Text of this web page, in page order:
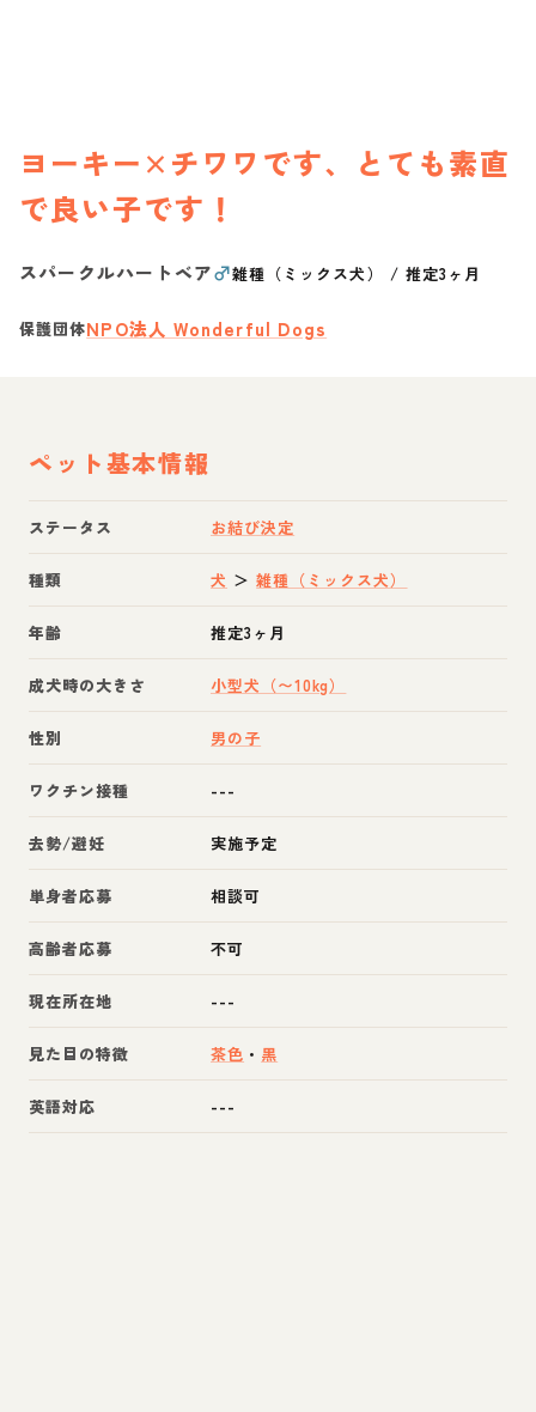
ヨーキー×チワワです、とても素直
で良い子です！
スパークルハートベア♂雑種（ミックス犬） / 推定3ヶ月
保護団体NPO法人 Wonderful Dogs
ペット基本情報
ステータス お結び決定
種類 犬 ＞雑種（ミックス犬）
年齢 推定3ヶ月
成犬時の大きさ 小型犬（〜10kg）
性別 男の子
ワクチン接種 ---
去勢/避妊 実施予定
単身者応募 相談可
高齢者応募 不可
現在所在地 ---
見た目の特徴 茶色 ・ 黒
英語対応 ---